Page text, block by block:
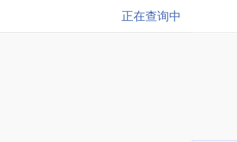
正在查询中